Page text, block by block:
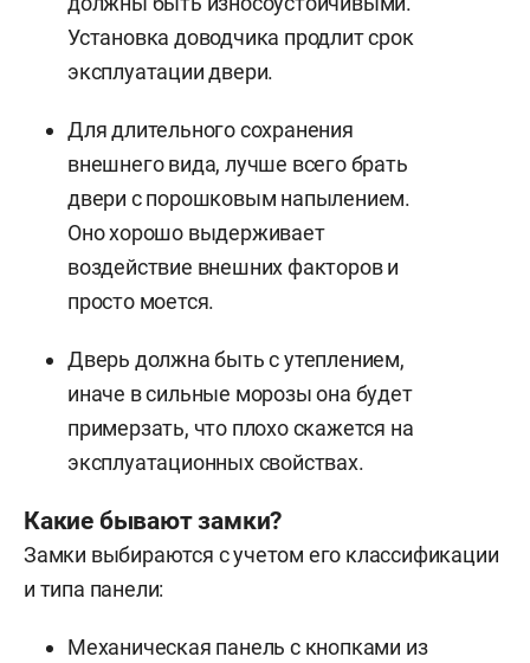
Установка доводчика продлит срок
эксплуатации двери.
Для длительного сохранения
внешнего вида, лучше всего брать
двери с порошковым напылением.
Оно хорошо выдерживает
воздействие внешних факторов и
просто моется.
Дверь должна быть с утеплением,
иначе в сильные морозы она будет
примерзать, что плохо скажется на
эксплуатационных свойствах.
Какие бывают замки?
Замки выбираются с учетом его классификации
и типа панели:
Механическая панель с кнопками из